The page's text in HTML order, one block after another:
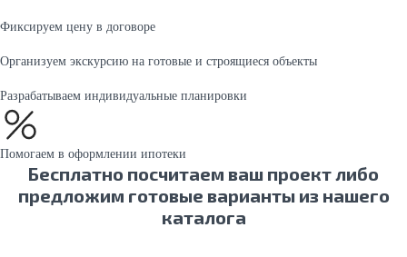
Фиксируем цену в договоре
Организуем экскурсию на готовые и строящиеся объекты
Разрабатываем индивидуальные планировки
Помогаем в оформлении ипотеки
Бесплатно посчитаем ваш проект либо
предложим готовые варианты из нашего
каталога